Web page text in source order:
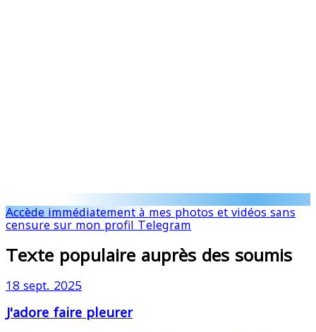
Accède immédiatement à mes photos et vidéos sans
censure sur mon profil Telegram
Texte populaire auprès des soumis
18 sept. 2025
J'adore faire pleurer